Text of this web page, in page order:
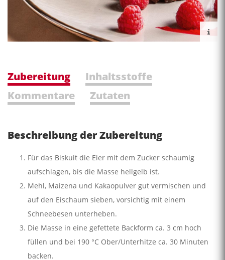
Zubereitung
Inhaltsstoffe
Kommentare
Zutaten
Beschreibung der Zubereitung
Für das Biskuit die Eier mit dem Zucker schaumig
aufschla­gen, bis die Masse hellgelb ist.
Mehl, Maizena und Kakaopulver gut vermischen und
auf den Eischaum sieben, vorsichtig mit einem
Schneebesen unterheben.
Die Masse in eine gefettete Backform ca. 3 cm hoch
füllen und bei 190 °C Ober­/Unterhitze ca. 30 Minuten
backen.